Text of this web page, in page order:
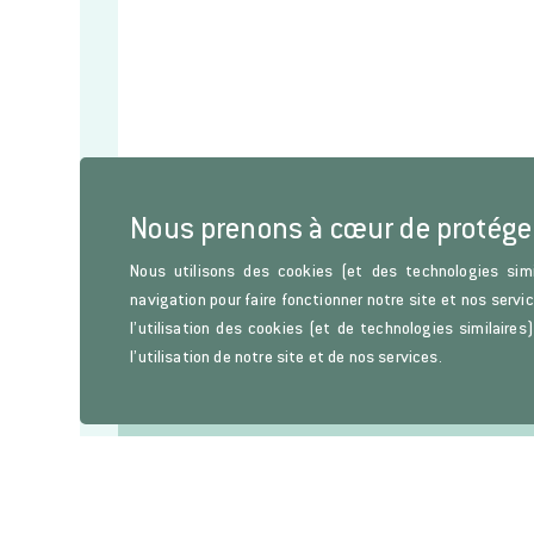
Nous prenons à cœur de
Nous utilisons des cookies (et des technologies
navigation pour faire fonctionner notre site et nos
l’utilisation des cookies (et de technologies
l’utilisation de notre site et de nos services.